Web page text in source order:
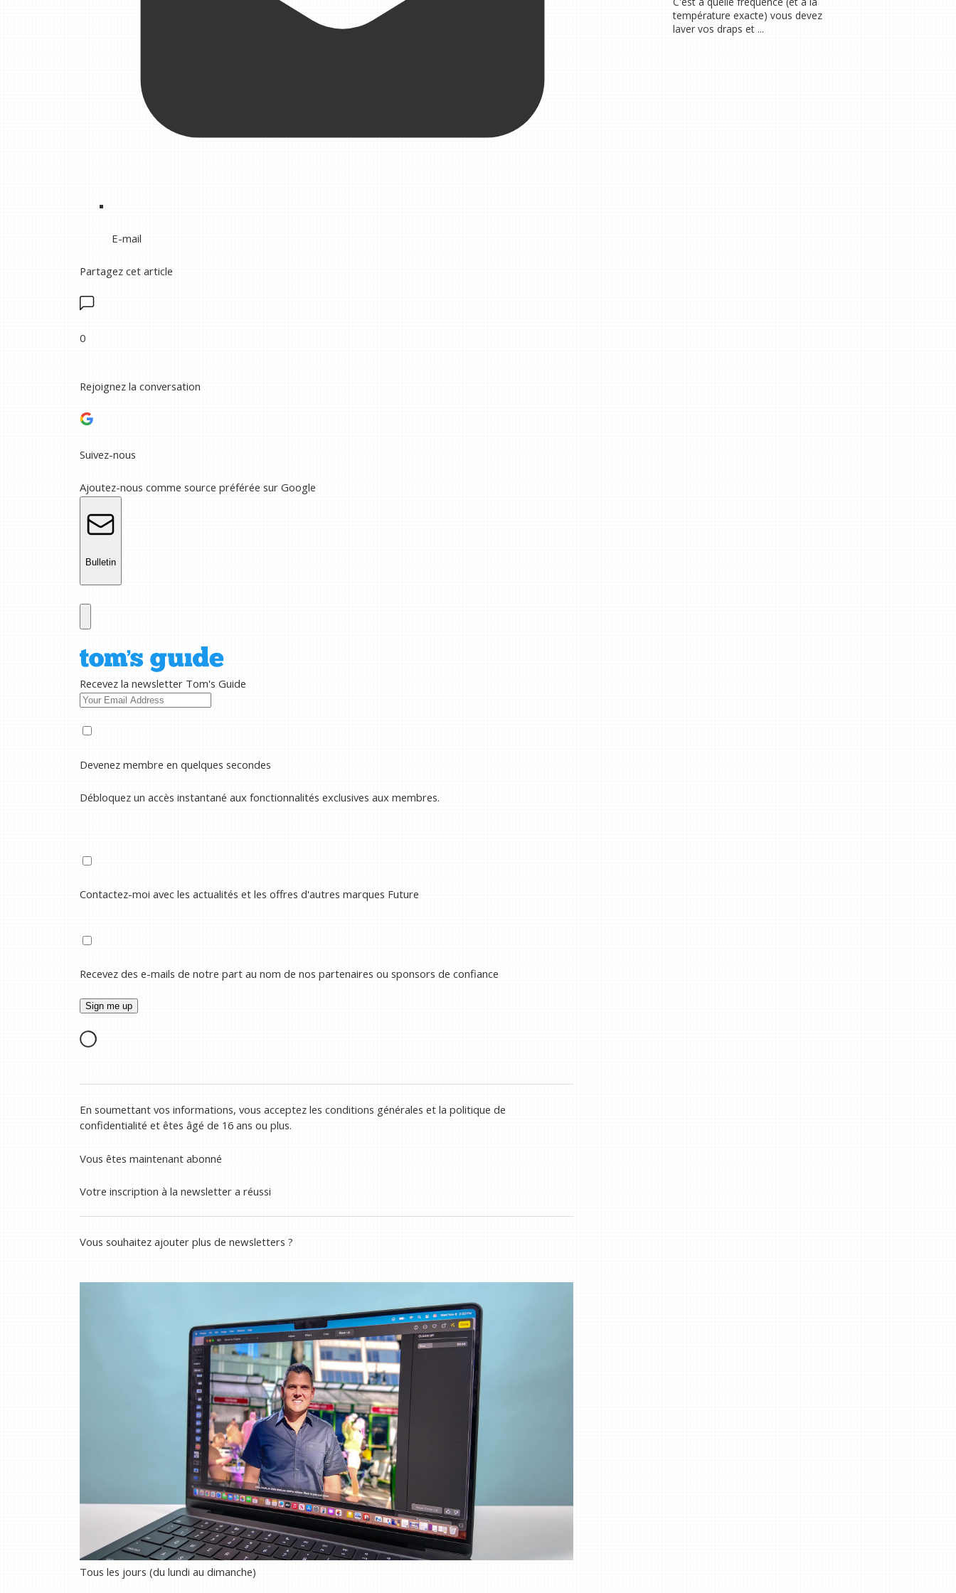
E-mail
Partagez cet article
0
Rejoignez la conversation
Suivez-nous
Ajoutez-nous comme source préférée sur Google
Bulletin
Recevez la newsletter Tom's Guide
Devenez membre en quelques secondes
Débloquez un accès instantané aux fonctionnalités exclusives aux membres.
Contactez-moi avec les actualités et les offres d'autres marques Future
Recevez des e-mails de notre part au nom de nos partenaires ou sponsors de confiance
En soumettant vos informations, vous acceptez les conditions générales et la politique de
confidentialité et êtes âgé de 16 ans ou plus.
Vous êtes maintenant abonné
Votre inscription à la newsletter a réussi
Vous souhaitez ajouter plus de newsletters ?
Tous les jours (du lundi au dimanche)
température exacte) vous devez
laver vos draps et ...